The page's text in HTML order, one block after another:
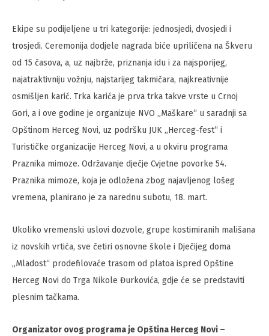
Ekipe su podijeljene u tri kategorije: jednosjedi, dvosjedi i
trosjedi. Ceremonija dodjele nagrada biće upriličena na Škveru
od 15 časova, a, uz najbrže, priznanja idu i za najsporijeg,
najatraktivniju vožnju, najstarijeg takmičara, najkreativnije
osmišljen karić. Trka karića je prva trka takve vrste u Crnoj
Gori, a i ove godine je organizuje NVO „Maškare“ u saradnji sa
Opštinom Herceg Novi, uz podršku JUK „Herceg-fest“ i
Turističke organizacije Herceg Novi, a u okviru programa
Praznika mimoze. Održavanje dječje Cvjetne povorke 54.
Praznika mimoze, koja je odložena zbog najavljenog lošeg
vremena, planirano je za narednu subotu, 18. mart.
Ukoliko vremenski uslovi dozvole, grupe kostimiranih mališana
iz novskih vrtića, sve četiri osnovne škole i Dječijeg doma
„Mladost“ prodefilovaće trasom od platoa ispred Opštine
Herceg Novi do Trga Nikole Đurkovića, gdje će se predstaviti
plesnim tačkama.
Organizator ovog programa je Opština Herceg Novi –